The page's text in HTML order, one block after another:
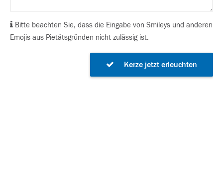
Bitte beachten Sie, dass die Eingabe von Smileys und anderen
Emojis aus Pietätsgründen nicht zulässig ist.
Kerze jetzt erleuchten